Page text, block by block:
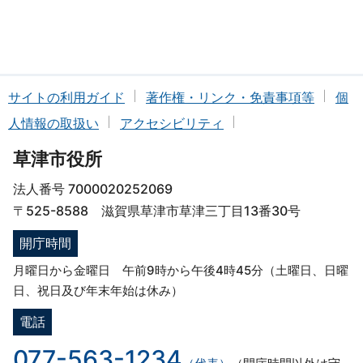
サイトの利用ガイド 著作権・リンク・免責事項等
個
人情報の取扱い
アクセシビリティ
草津市役所
法人番号 7000020252069
〒525-8588 滋賀県草津市草津三丁目13番30号
開庁時間
月曜日から金曜日 午前9時から午後4時45分（土曜日、日曜
日、祝日及び年末年始は休み）
電話